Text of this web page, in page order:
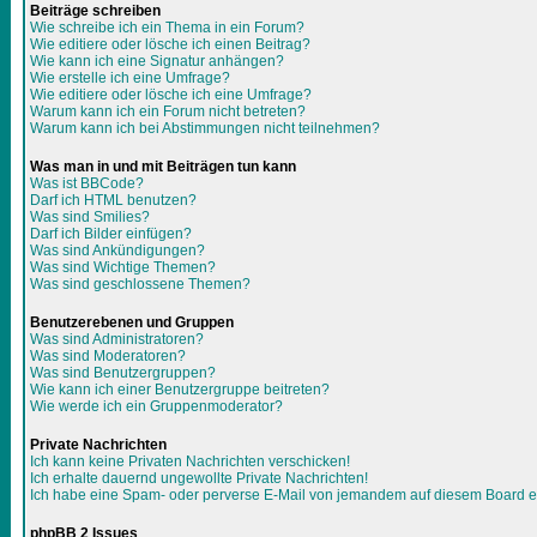
Beiträge schreiben
Wie schreibe ich ein Thema in ein Forum?
Wie editiere oder lösche ich einen Beitrag?
Wie kann ich eine Signatur anhängen?
Wie erstelle ich eine Umfrage?
Wie editiere oder lösche ich eine Umfrage?
Warum kann ich ein Forum nicht betreten?
Warum kann ich bei Abstimmungen nicht teilnehmen?
Was man in und mit Beiträgen tun kann
Was ist BBCode?
Darf ich HTML benutzen?
Was sind Smilies?
Darf ich Bilder einfügen?
Was sind Ankündigungen?
Was sind Wichtige Themen?
Was sind geschlossene Themen?
Benutzerebenen und Gruppen
Was sind Administratoren?
Was sind Moderatoren?
Was sind Benutzergruppen?
Wie kann ich einer Benutzergruppe beitreten?
Wie werde ich ein Gruppenmoderator?
Private Nachrichten
Ich kann keine Privaten Nachrichten verschicken!
Ich erhalte dauernd ungewollte Private Nachrichten!
Ich habe eine Spam- oder perverse E-Mail von jemandem auf diesem Board
phpBB 2 Issues